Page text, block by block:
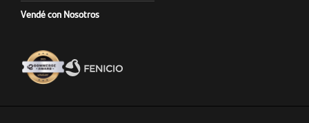
Vendé con Nosotros